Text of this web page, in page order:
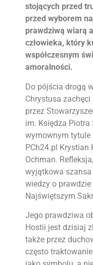
stojących przed
przed wyborem
prawdziwą wiarą
człowieka, który
współczesnym
amoralności.
Do pójścia drogą
Chrystusa
przez
im. Księdza
wymownym tytule
PCh24.pl Krystian
Ochman.
wyjątkowa
wiedzy o
Najświętszym
Jego prawdziwa
Hostii jest dzisiaj
także przez
często